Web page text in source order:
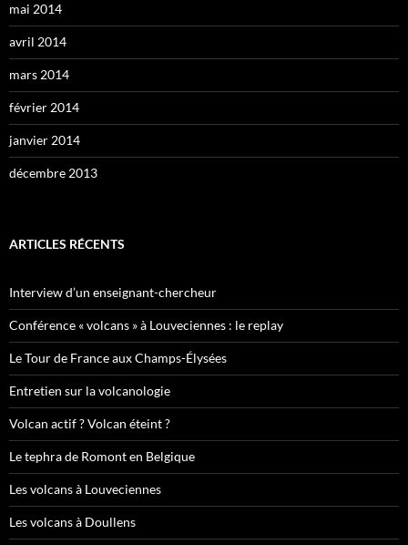
mai 2014
avril 2014
mars 2014
février 2014
janvier 2014
décembre 2013
ARTICLES RÉCENTS
Interview d’un enseignant-chercheur
Conférence « volcans » à Louveciennes : le replay
Le Tour de France aux Champs-Élysées
Entretien sur la volcanologie
Volcan actif ? Volcan éteint ?
Le tephra de Romont en Belgique
Les volcans à Louveciennes
Les volcans à Doullens